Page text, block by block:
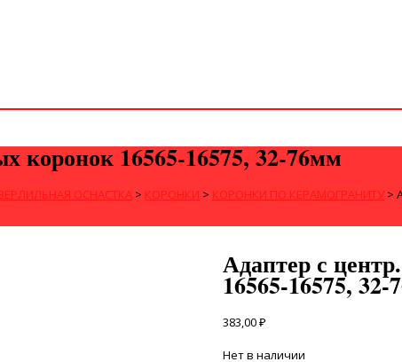
коронок 16565-16575, 32-76мм
ОСНАСТКА > КОРОНКИ > КОРОНКИ ПО КЕРАМОГРАНИТУ >
Адаптер с
16565-16575,
383,00₽
Нет в наличии